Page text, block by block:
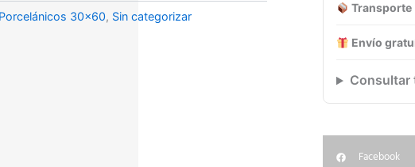
Porcelánicos 30x60, Sin categorizar
Transporte
Envío
Consultar
Facebook